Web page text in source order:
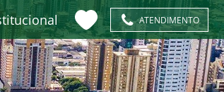
ATENDIMENTO